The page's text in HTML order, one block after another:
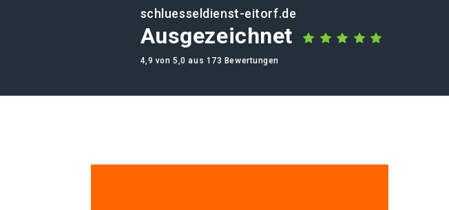
schluesseldienst-eitorf.de
Ausgezeichnet
4,9 von 5,0 aus 173 Bewertungen